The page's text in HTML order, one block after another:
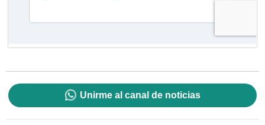
Unirme al canal de noticias